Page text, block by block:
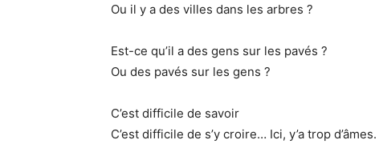
Ou il y a des villes dans les arbres ?
Est-ce qu’il a des gens sur les pavés ?
Ou des pavés sur les gens ?
C’est difficile de savoir
C’est difficile de s’y croire… Ici, y’a trop d’âmes.